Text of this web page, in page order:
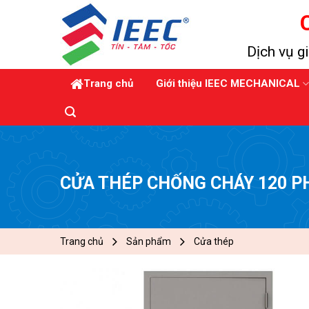
Dịch vụ
Trang chủ Giới thiệu IEEC MECHANICAL
CỬA THÉP CHỐNG CHÁY 120
Trang chủ Sản phẩm Cửa thép